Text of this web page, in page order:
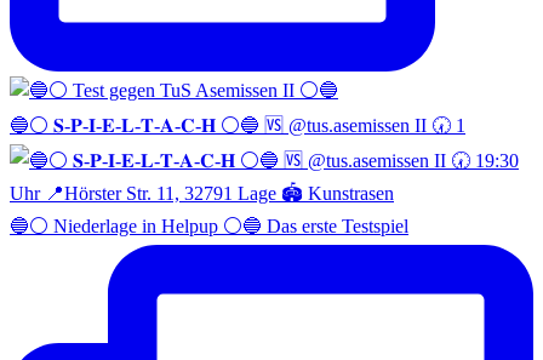
🔵⚪️ 𝐒-𝐏-𝐈-𝐄-𝐋-𝐓-𝐀-𝐂-𝐇 ⚪️🔵 🆚 @tus.asemissen II 🕢 1
🔵⚪️ Niederlage in Helpup ⚪️🔵 Das erste Testspiel